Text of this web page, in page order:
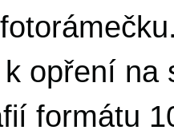
opření na
formátu